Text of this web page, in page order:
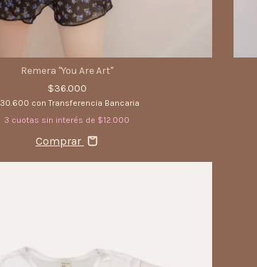
Remera "You Are Art"
$36.000
con Transferencia Bancaria
3 cuotas sin interés de $12.000
Comprar